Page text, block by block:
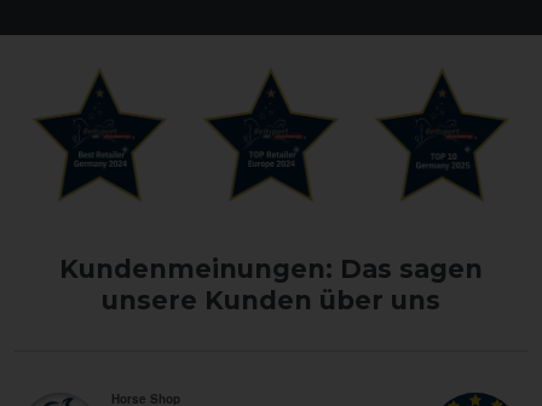
Kundenmeinungen: Das sagen
unsere Kunden über uns